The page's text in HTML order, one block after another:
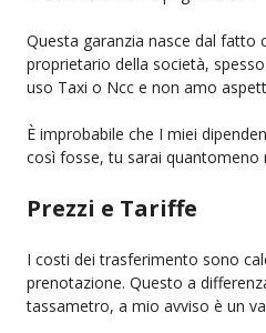
Questa garanzia nasce dal fatto
proprietario della società,
uso Taxi o Ncc e non amo
È improbabile che I miei
così fosse, tu sarai quantomeno
Prezzi e Tariffe
I costi dei trasferimento sono
prenotazione. Questo a
tassametro, a mio avviso è un